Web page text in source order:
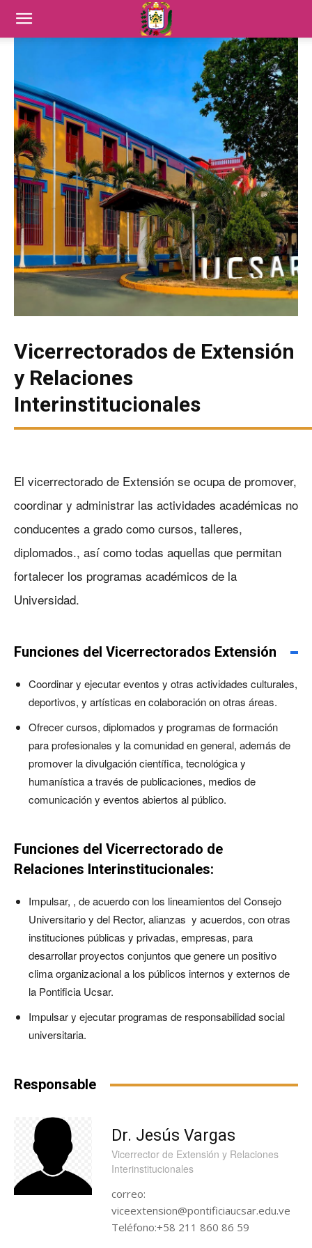
Vicerrectorados de Extensión
y Relaciones
Interinstitucionales
El vicerrectorado de Extensión se ocupa de promover,
coordinar y administrar las actividades académicas no
conducentes a grado como cursos, talleres,
diplomados., así como todas aquellas que permitan
fortalecer los programas académicos de la
Universidad.
Funciones del Vicerrectorados Extensión
Coordinar y ejecutar eventos y otras actividades culturales,
deportivos, y artísticas en colaboración on otras áreas.
Ofrecer cursos, diplomados y programas de formación
para profesionales y la comunidad en general, además de
promover la divulgación científica, tecnológica y
humanística a través de publicaciones, medios de
comunicación y eventos abiertos al público.
Funciones del Vicerrectorado de
Relaciones Interinstitucionales:
Impulsar, , de acuerdo con los lineamientos del Consejo
Universitario y del Rector, alianzas y acuerdos, con otras
instituciones públicas y privadas, empresas, para
desarrollar proyectos conjuntos que genere un positivo
clima organizacional a los públicos internos y externos de
la Pontificia Ucsar.
Impulsar y ejecutar programas de responsabilidad social
universitaria.
Responsable
Dr. Jesús Vargas
Vicerrector de Extensión y Relaciones
Interinstitucionales
correo:
viceextension@pontificiaucsar.edu.ve
Teléfono:+58 211 860 86 59